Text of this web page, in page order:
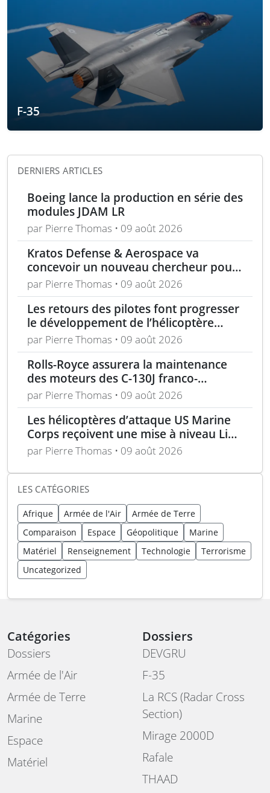
F-35
DERNIERS ARTICLES
Boeing lance la production en série des
modules JDAM LR
par Pierre Thomas • 09 août 2026
Kratos Defense & Aerospace va
concevoir un nouveau chercheur pour
les missiles FGM-148 Javelin
par Pierre Thomas • 09 août 2026
Les retours des pilotes font progresser
le développement de l’hélicoptère
d’assaut Cheyenne
par Pierre Thomas • 09 août 2026
Rolls-Royce assurera la maintenance
des moteurs des C-130J franco-
allemands jusqu’en 2030
par Pierre Thomas • 09 août 2026
Les hélicoptères d’attaque US Marine
Corps reçoivent une mise à niveau Link
16
par Pierre Thomas • 09 août 2026
LES CATÉGORIES
Afrique Armée de l'Air
Armée de Terre
Comparaison
Espace Géopolitique
Marine
Matériel
Renseignement Technologie
Terrorisme
Uncategorized
Catégories
Dossiers
Armée de l'Air
Armée de Terre
Marine
Espace
Matériel
Dossiers
DEVGRU
F-35
La RCS (Radar Cross
Section)
Mirage 2000D
Rafale
THAAD